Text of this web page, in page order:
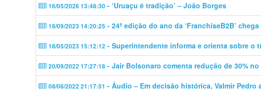
16/05/2026 13:48:30 - ‘Uruaçu é tradição’ – João Borges
18/09/2023 14:20:25 - 24ª edição do ano da ‘FranchiseB2B’
18/05/2023 15:12:12 - Superintendente informa e orienta sobre o
20/09/2022 17:27:18 - Jair Bolsonaro comenta redução de 30%
08/08/2022 21:17:51 - Áudio – Em decisão histórica, Valmir